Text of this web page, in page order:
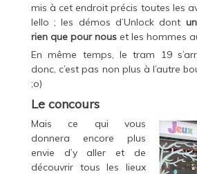
mis à cet endroit précis toutes les
Iello ; les démos d’Unlock dont
rien que pour nouset les hommes
En même temps, le tram 19
donc, c’est pas non plus à l’autre
;o)
Le concours
Mais ce qui vous
donnera encore plus
envie d’y aller et de
découvrir tous les lieux